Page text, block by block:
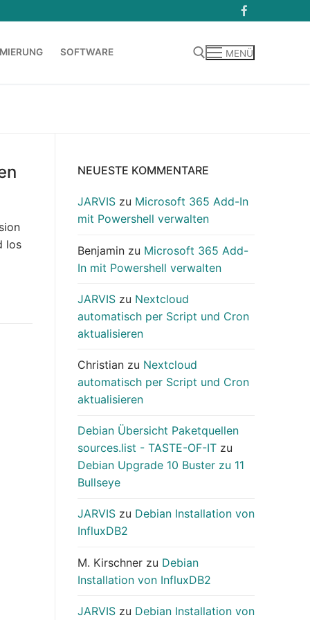
SOFTWARE MENÜ
los
NEUESTE KOMMENTARE
JARVIS zu Microsoft 365 Add-In
mit Powershell verwalten
Benjamin zu Microsoft 365 Add-
In mit Powershell verwalten
JARVIS zu Nextcloud
automatisch per Script und Cron
aktualisieren
Christian zu Nextcloud
automatisch per Script und Cron
aktualisieren
Debian Übersicht Paketquellen
sources.list - TASTE-OF-IT zu
Debian Upgrade 10 Buster zu 11
Bullseye
JARVIS zu Debian Installation von
InfluxDB2
M. Kirschner zu Debian
Installation von InfluxDB2
JARVIS zu Debian Installation von